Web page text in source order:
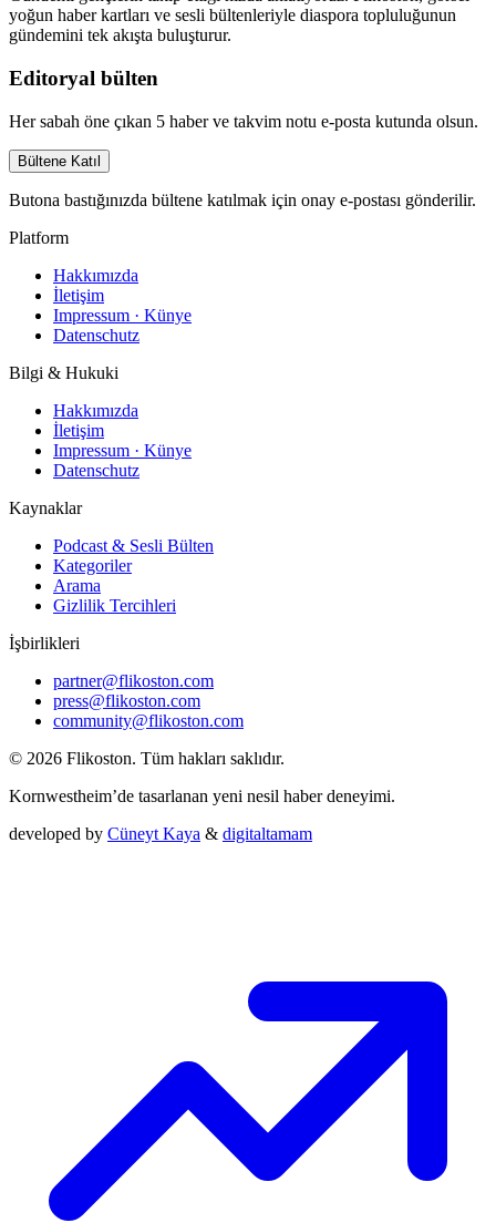
yoğun haber kartları ve sesli bültenleriyle diaspora topluluğunun
gündemini tek akışta buluşturur.
Editoryal bülten
Her sabah öne çıkan 5 haber ve takvim notu e-posta kutunda olsun.
Bültene Katıl
Butona bastığınızda bültene katılmak için onay e-postası gönderilir.
Platform
Hakkımızda
İletişim
Impressum · Künye
Datenschutz
Bilgi & Hukuki
Hakkımızda
İletişim
Impressum · Künye
Datenschutz
Kaynaklar
Podcast & Sesli Bülten
Kategoriler
Arama
Gizlilik Tercihleri
İşbirlikleri
partner@flikoston.com
press@flikoston.com
community@flikoston.com
© 2026 Flikoston. Tüm hakları saklıdır.
Kornwestheim’de tasarlanan yeni nesil haber deneyimi.
developed by Cüneyt Kaya & digitaltamam